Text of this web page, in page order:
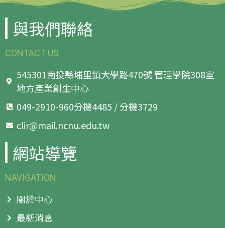
與我們聯絡
CONTACT US
545301南投縣埔里鎮大學路470號 管理學院308室
地方產業創生中心
049-2910-960分機4485 / 分機3729
clir@mail.ncnu.edu.tw
網站導覽
NAVIGATION
關於中心
最新消息